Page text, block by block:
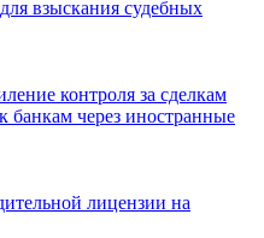
взыскания судебных
контроля за сделкам
банкам через иностранные
лицензии на